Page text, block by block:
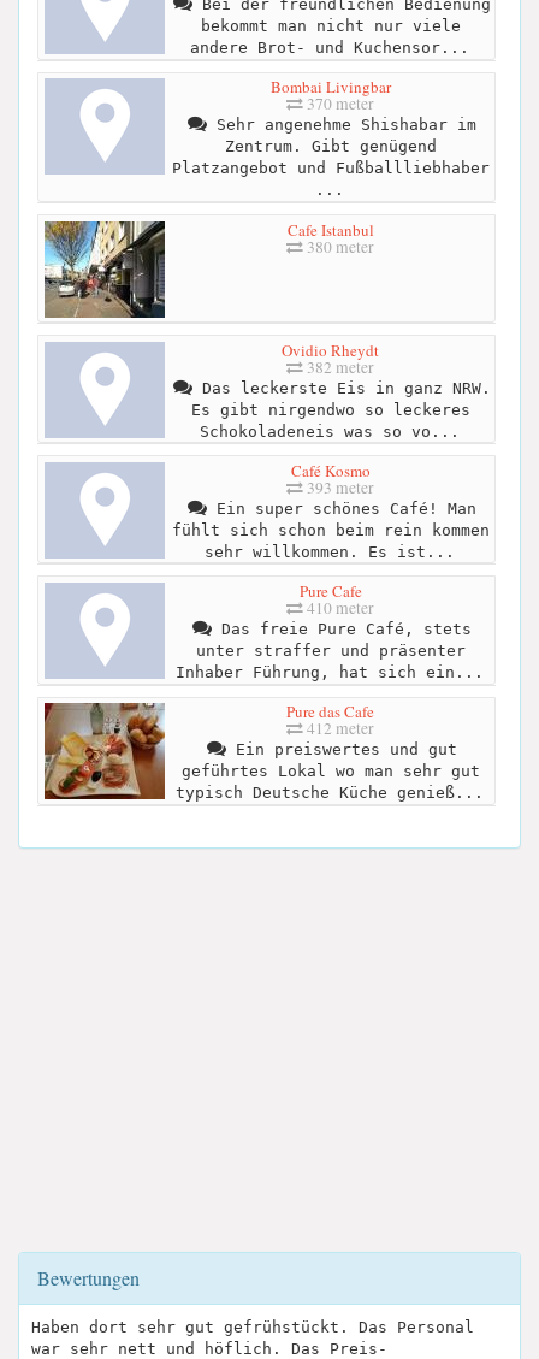
Bei der freundlichen Bedienung
bekommt man nicht nur viele
andere Brot- und Kuchensor...
Bombai Livingbar
370 meter
Sehr angenehme Shishabar im
Zentrum. Gibt genügend
Platzangebot und Fußballliebhaber
...
Cafe Istanbul
380 meter
Ovidio Rheydt
382 meter
Das leckerste Eis in ganz NRW.
Es gibt nirgendwo so leckeres
Schokoladeneis was so vo...
Café Kosmo
393 meter
Ein super schönes Café! Man
fühlt sich schon beim rein kommen
sehr willkommen. Es ist...
Pure Cafe
410 meter
Das freie Pure Café, stets
unter straffer und präsenter
Inhaber Führung, hat sich ein...
Pure das Cafe
412 meter
Ein preiswertes und gut
geführtes Lokal wo man sehr gut
typisch Deutsche Küche genieß...
Bewertungen
Haben dort sehr gut gefrühstückt. Das Personal
war sehr nett und höflich. Das Preis-